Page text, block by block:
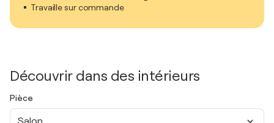
Travaille sur commande
Découvrir dans des intérieurs
Pièce